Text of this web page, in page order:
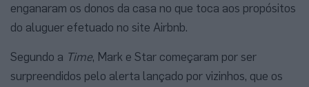
enganaram os donos da casa no que toca aos propósitos
do aluguer efetuado no site Airbnb.
Segundo a Time, Mark e Star começaram por ser
surpreendidos pelo alerta lançado por vizinhos, que os